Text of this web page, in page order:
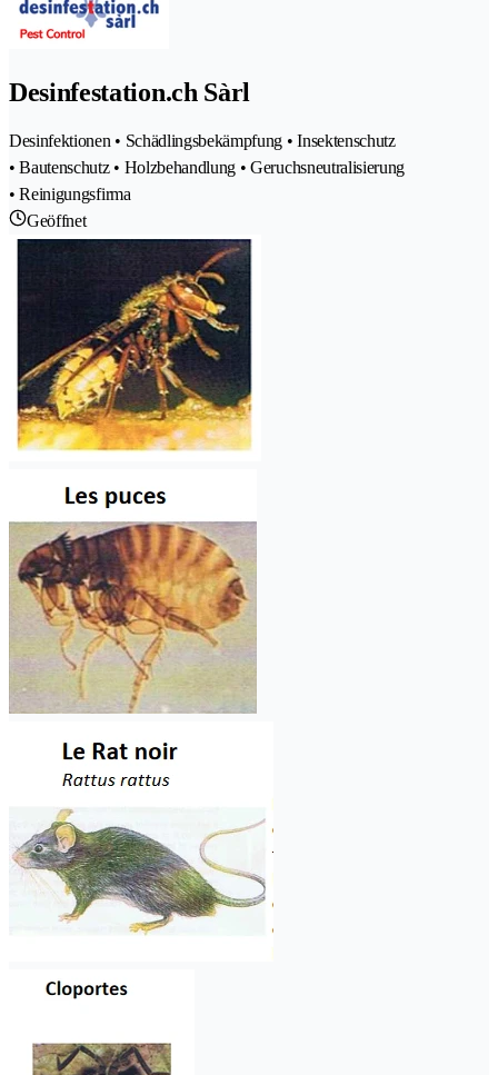
Desinfestation.ch Sàrl
Desinfektionen • Schädlingsbekämpfung • Insektenschutz
• Bautenschutz • Holzbehandlung • Geruchsneutralisierung
• Reinigungsfirma
Geöffnet